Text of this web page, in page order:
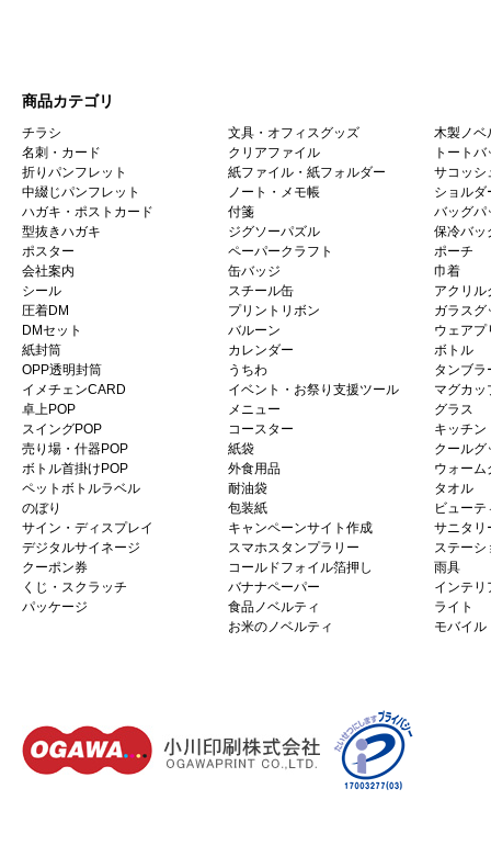
商品カテゴリ
チラシ
名刺・カード
折りパンフレット
中綴じパンフレット
ハガキ・ポストカード
型抜きハガキ
ポスター
会社案内
シール
圧着DM
DMセット
紙封筒
OPP透明封筒
イメチェンCARD
卓上POP
スイングPOP
売り場・什器POP
ボトル首掛けPOP
ペットボトルラベル
のぼり
サイン・ディスプレイ
デジタルサイネージ
クーポン券
くじ・スクラッチ
パッケージ
文具・オフィスグッズ
クリアファイル
紙ファイル・紙フォルダー
ノート・メモ帳
付箋
ジグソーパズル
ペーパークラフト
缶バッジ
スチール缶
プリントリボン
バルーン
カレンダー
うちわ
イベント・お祭り支援ツール
メニュー
コースター
紙袋
外食用品
耐油袋
包装紙
キャンペーンサイト作成
スマホスタンプラリー
コールドフォイル箔押し
バナナペーパー
食品ノベルティ
お米のノベルティ
木製ノベ
トートバ
サコッシ
ショルダ
バッグパ
保冷バッ
ポーチ
巾着
アクリル
ガラスグ
ウェアプ
ボトル
タンブラ
マグカッ
グラス
キッチン
クールグ
ウォーム
タオル
ビューテ
サニタリ
ステーシ
雨具
インテリ
ライト
モバイル